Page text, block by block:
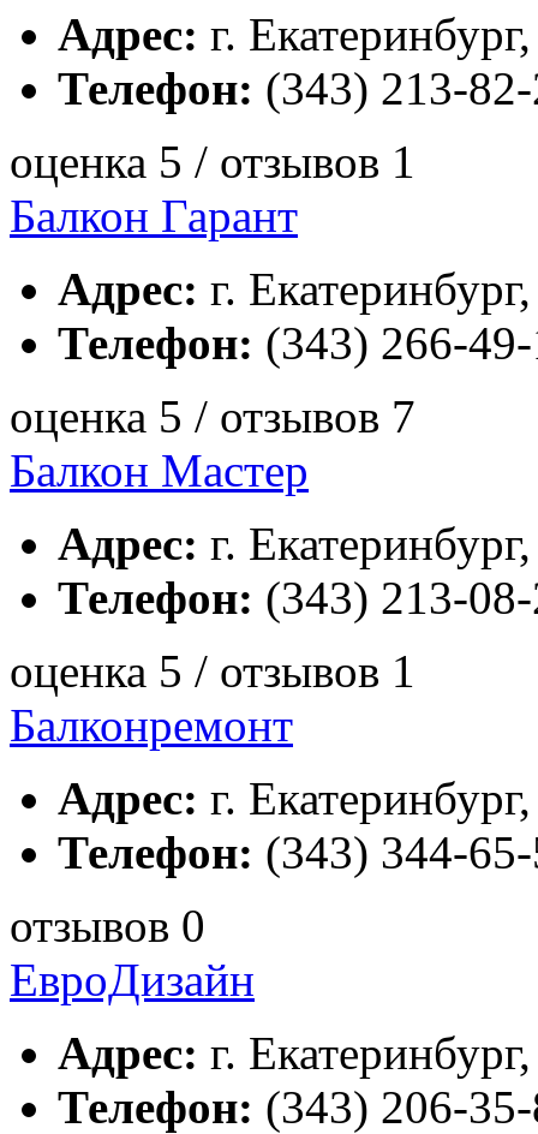
Адрес: г.
Телефон: (343) 213-
оценка 5 / отзывов 1
Балкон Гарант
Адрес: г.
Телефон: (343) 266-
оценка 5 / отзывов 7
Балкон Мастер
Адрес: г.
Телефон: (343) 213-
оценка 5 / отзывов 1
Балконремонт
Адрес: г.
Телефон: (343) 344-
отзывов 0
ЕвроДизайн
Адрес: г.
Телефон: (343) 206-